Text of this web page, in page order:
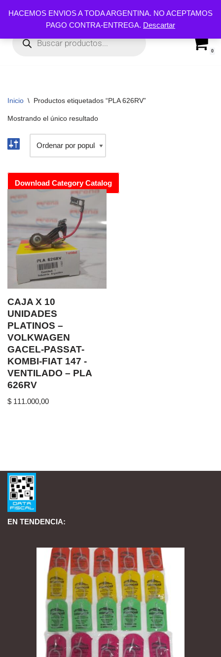
HACEMOS ENVIOS A TODA ARGENTINA. NO ACEPTAMOS
PAGO CONTRA-ENTREGA. Descartar
al
contenido
0
Inicio \ Productos etiquetados “PLA 626RV”
Mostrando el único resultado
Download Category Catalog
CAJA X 10
UNIDADES
PLATINOS –
VOLKWAGEN
GACEL-PASSAT-
KOMBI-FIAT 147 -
VENTILADO – PLA
626RV
$ 111.000,00
EN TENDENCIA: